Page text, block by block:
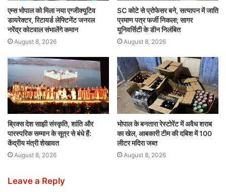
एम्स भोपाल को मिला नया एग्जीक्यूटिव
डायरेक्टर, रिटायर्ड लेफ्टिनेंट जनरल
नरेंद्र कोटवाल संभालेंगे कमान
August 8, 2026
SC कोटे से प्रोफेसर बने, सत्यापन में जाति
प्रमाण पत्र फर्जी निकला; सागर
यूनिवर्सिटी के डीन निलंबित
August 8, 2026
ब्रिक्स देश साझी संस्कृति, शांति और
पारस्परिक सम्मान के सूत्र से बंधे हैं:
केंद्रीय मंत्री शेखावत
August 8, 2026
भोपाल के बनतारा रेस्टोरेंट में अवैध शराब
का खेल, आबकारी टीम की दबिश में 100
लीटर मदिरा जब्त
August 8, 2026
Leave a Reply